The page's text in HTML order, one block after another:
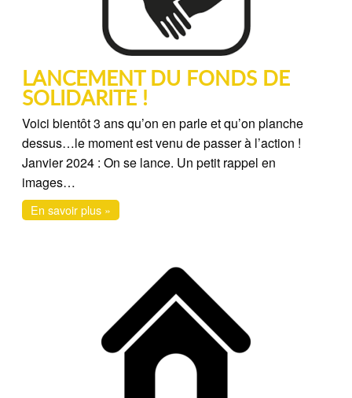
LANCEMENT DU FONDS DE
SOLIDARITE !
Voici bientôt 3 ans qu’on en parle et qu’on planche
dessus…le moment est venu de passer à l’action !
Janvier 2024 : On se lance. Un petit rappel en
images…
En savoir plus »